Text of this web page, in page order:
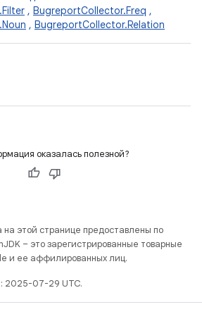
, BugreportCollector.Freq ,
, BugreportCollector.Relation
оказалась полезной?
на этой странице предоставлены по
– это зарегистрированные товарные
и ее аффилированных лиц.
2025-07-29 UTC.